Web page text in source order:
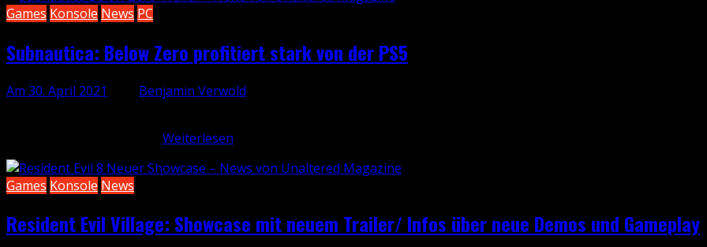
Games Konsole News PC
Subnautica: Below Zero profitiert stark von der PS5
Am 30. April 2021
Benjamin Verwold
Weiterlesen
Games Konsole News
Resident Evil Village: Showcase mit neuem Trailer/ Infos über neue Demos und Gameplay